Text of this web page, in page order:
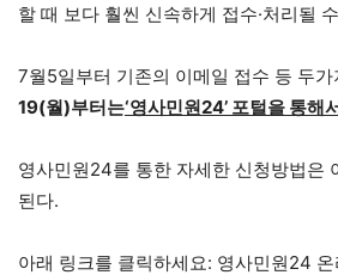
할 때 보다 훨씬 신속하게 접수·처리될
7월5일부터 기존의 이메일 접수 등 두
19(월)부터는‘영사민원24’ 포털을 통해
영사민원24를 통한 자세한 신청방법은
된다. ​
아래 링크를 클릭하세요: 영사민원24